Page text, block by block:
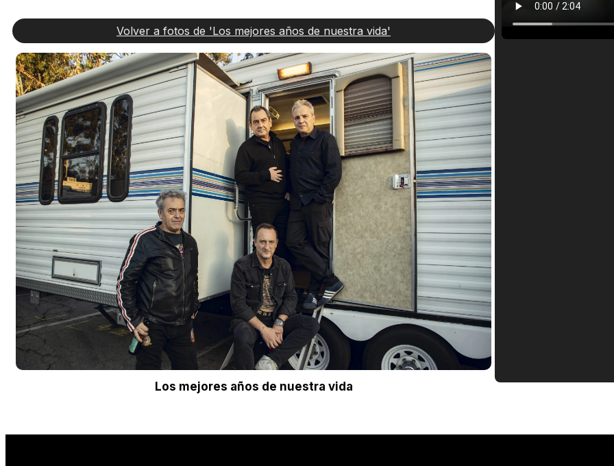
Volver a fotos de 'Los mejores años de nuestra vida'
Los mejores años de nuestra vida